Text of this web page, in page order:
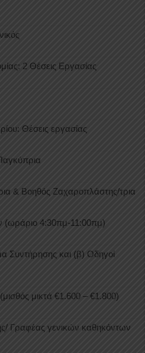
2 Θέσεις Εργασίας
Θέσεις εργασίας
& Βοηθός Ζαχαροπλάστης/τρια
(ωράριο 4:30πμ-11:00πμ)
Συντήρησης και (β) Οδηγοί
μικτά €1.600 – €1.800)
Γραφέας γενικών καθηκόντων